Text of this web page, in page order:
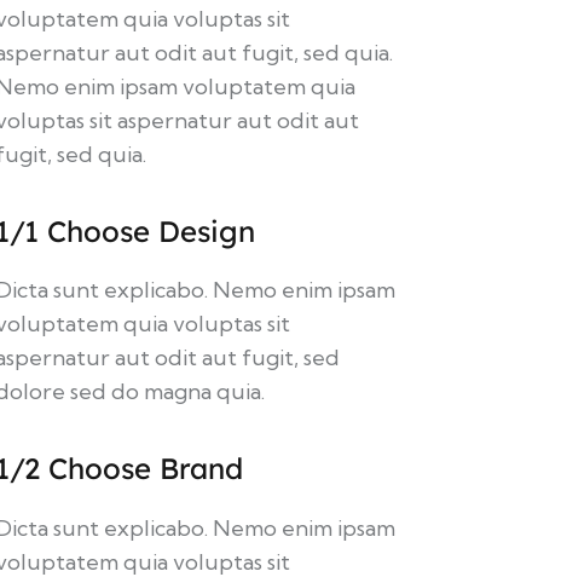
quia voluptas sit
aut odit aut fugit, sed quia.
enim ipsam voluptatem quia
sit aspernatur aut odit aut
sed quia.
1 Choose Design
sunt explicabo. Nemo enim ipsam
quia voluptas sit
aut odit aut fugit, sed
sed do magna quia.
2 Choose Brand
sunt explicabo. Nemo enim ipsam
quia voluptas sit